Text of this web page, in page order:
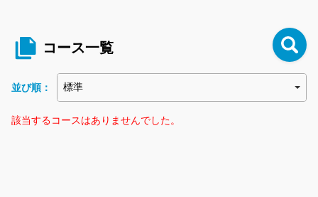
コース一覧
並び順：
該当するコースはありませんでした。